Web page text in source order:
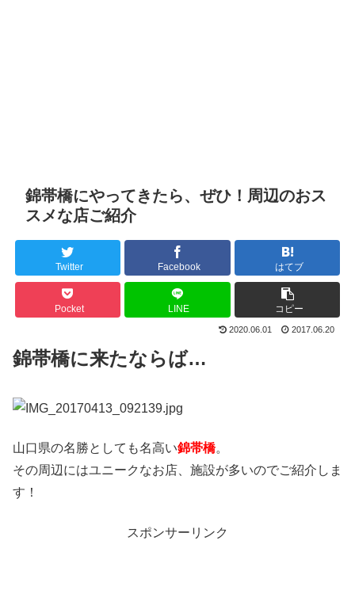
錦帯橋にやってきたら、ぜひ！周辺のおス
スメな店ご紹介
Twitter Facebook はてブ
Pocket LINE コピー
2020.06.01 2017.06.20
錦帯橋に来たならば…
山口県の名勝としても名高い錦帯橋。
その周辺にはユニークなお店、施設が多いのでご紹介しま
す！
スポンサーリンク